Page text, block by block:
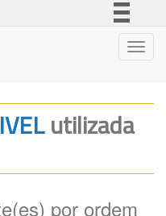
Legislação
utilizada
por ordem